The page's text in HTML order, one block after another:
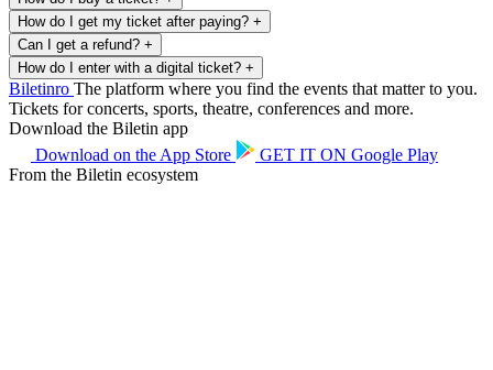
How do I get my ticket after paying? +
Can I get a refund? +
How do I enter with a digital ticket? +
Biletinro The platform where you find the events that matter to you.
Tickets for concerts, sports, theatre, conferences and more.
Download the Biletin app
Download on the App Store GET IT ON Google Play
From the Biletin ecosystem